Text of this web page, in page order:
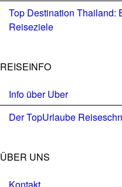
Top Destination Thailand:
Reiseziele
REISEINFO
Info über Uber
Der TopUrlaube
ÜBER UNS